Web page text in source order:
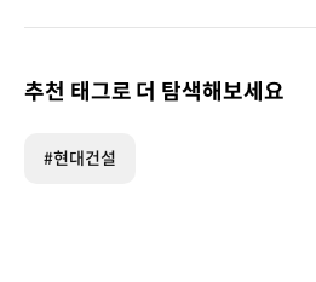
추천 태그로 더 탐색해보세요
#현대건설